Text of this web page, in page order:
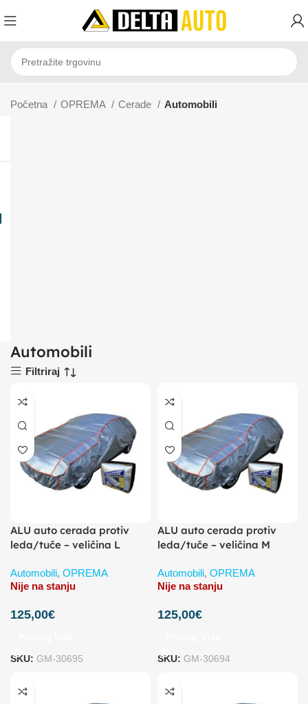
Početna OPREMA Cerade Automobili
Automobili
Filtriraj
ALU auto cerada protiv
leda/tuče – veličina L
Automobili, OPREMA
Nije na stanju
125,00€
SKU: GM-30695
ALU auto cerada protiv
leda/tuče – veličina M
Automobili, OPREMA
Nije na stanju
125,00€
SKU: GM-30694